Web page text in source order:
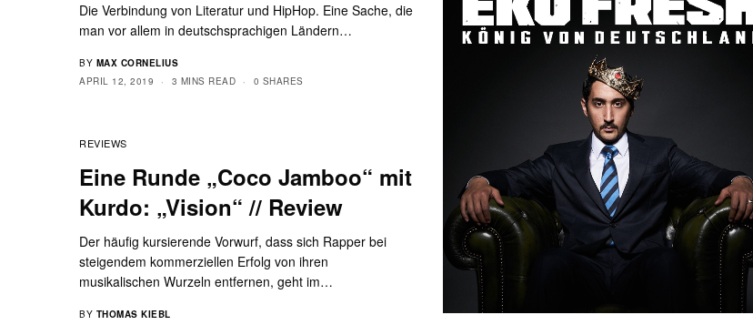
Die Verbindung von Literatur und HipHop. Eine Sache, die
man vor allem in deutschsprachigen Ländern…
BY MAX CORNELIUS
APRIL 12, 2019
3 MINS READ 0 SHARES
REVIEWS
Eine Runde „Coco Jamboo“ mit
Kurdo: „Vision“ // Review
Der häufig kursierende Vorwurf, dass sich Rapper bei
steigendem kommerziellen Erfolg von ihren
musikalischen Wurzeln entfernen, geht im…
BY THOMAS KIEBL